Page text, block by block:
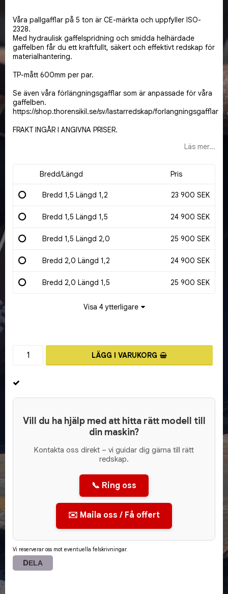
Våra pallgafflar på 5 ton är CE-märkta och uppfyller ISO-
2328.
Med hydraulisk gaffelspridning och smidda helhärdade
gaffelben får du ett kraftfullt, säkert och effektivt redskap för
materialhantering.
TP-mått 600mm per par.
Se även våra förlängningsgafflar som är anpassade för våra
gaffelben.
https://shop.thorensikil.se/sv/lastarredskap/forlangningsgafflar
FRAKT INGÅR I ANGIVNA PRISER.
Läs mer...
Bredd/Längd Pris
Bredd 1,5 Längd 1,2 23 900 SEK
Bredd 1,5 Längd 1,5 24 900 SEK
Bredd 1,5 Längd 2,0 25 900 SEK
Bredd 2,0 Längd 1,2 24 900 SEK
Bredd 2,0 Längd 1,5 25 900 SEK
Visa 4 ytterligare
LÄGG I VARUKORG
Vill du ha hjälp med att hitta rätt modell till
din maskin?
Kontakta oss direkt – vi guidar dig gärna till rätt
redskap.
📞 Ring oss
✉️ Maila oss / Få offert
Vi reserverar oss mot eventuella felskrivningar.
DELA